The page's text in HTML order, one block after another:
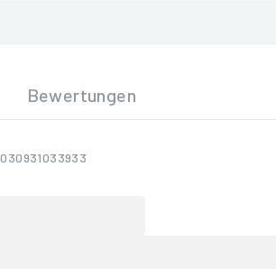
Bewertungen